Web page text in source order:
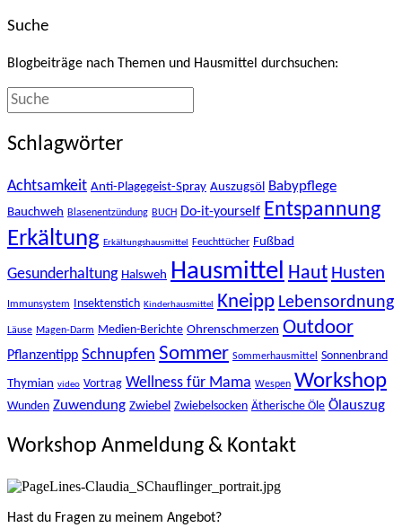
Suche
Blogbeiträge nach Themen und Hausmittel durchsuchen:
Schlagwörter
Achtsamkeit Anti-Plagegeist-Spray Auszugsöl Babypflege
Bauchweh Blasenentzündung BUCH Do-it-yourself Entspannung
Erkältung Erkältungshausmittel Feuchttücher Fußbad
Gesunderhaltung Halsweh Hausmittel Haut Husten
Immunsystem Insektenstich Kinderhausmittel Kneipp Lebensordnung
Läuse Magen-Darm Medien-Berichte Ohrenschmerzen Outdoor
Pflanzentipp Schnupfen Sommer Sommerhausmittel Sonnenbrand
Thymian video Vortrag Wellness für Mama Wespen Workshop
Wunden Zuwendung Zwiebel Zwiebelsocken Ätherische Öle Ölauszug
Workshop Anmeldung & Kontakt
Hast du Fragen zu meinem Angebot?